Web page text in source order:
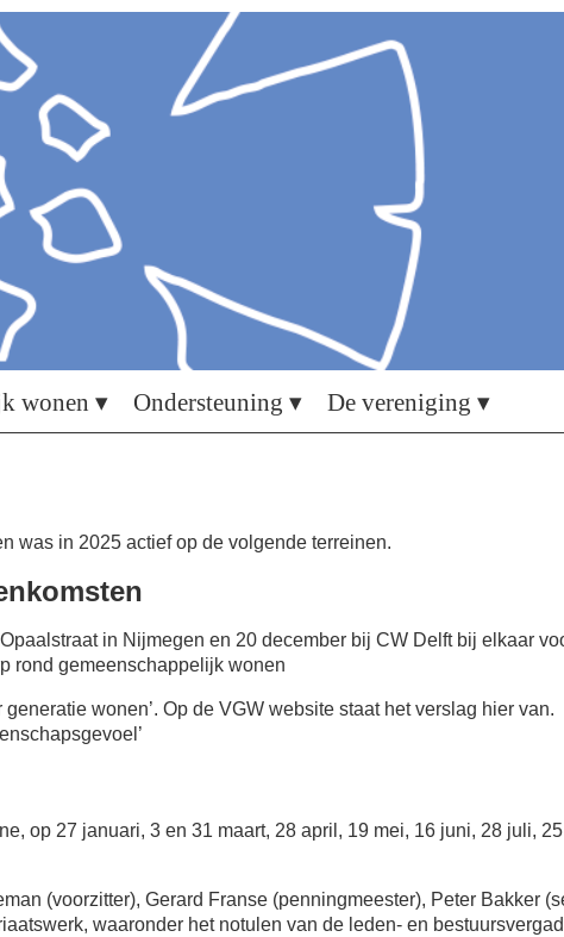
wonen ▾ Ondersteuning ▾ De vereniging ▾
was in 2025 actief op de volgende terreinen.
in Nijmegen en 20 december bij CW Delft bij elkaar
rond gemeenschappelijk wonen
wonen’. Op de VGW website staat het verslag hier van.
op 27 januari, 3 en 31 maart, 28 april, 19 mei, 16 juni, 28 juli,
(voorzitter), Gerard Franse (penningmeester), Peter Bakker
waaronder het notulen van de leden- en